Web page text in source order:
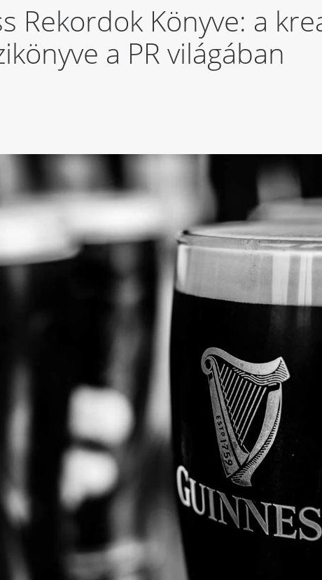
Rekordok Könyve: a
a PR világában